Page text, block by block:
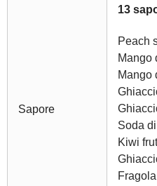
Sapore
13
Peach
Mango
Mango
Soda
Kiwi